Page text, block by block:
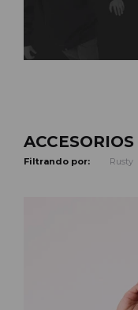
ACCESORIOS
Filtrando por: Rusty